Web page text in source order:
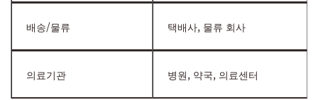
배송/물류 택배사, 물류 회사
의료기관 병원, 약국, 의료센터